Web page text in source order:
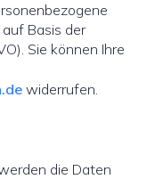
Basis der
Sie können Ihre
widerrufen.
die Daten